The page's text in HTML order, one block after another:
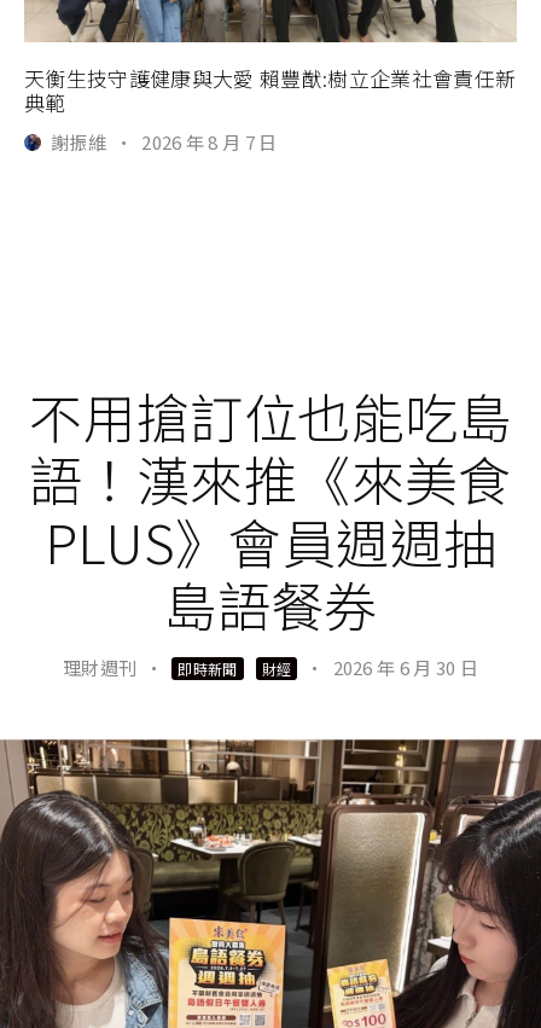
天衡生技守護健康與大愛 賴豐猷:樹立企業社會責任新
典範
謝振維 · 2026 年 8 月 7 日
不用搶訂位也能吃島
語！漢來推《來美食
PLUS》會員週週抽
島語餐券
理財週刊 · 即時新聞 財經 · 2026 年 6 月 30 日